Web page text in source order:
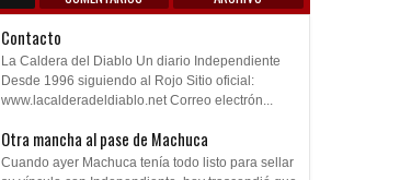
Contacto
La Caldera del Diablo Un diario Independiente
Desde 1996 siguiendo al Rojo Sitio oficial:
www.lacalderadeldiablo.net Correo electrón...
Otra mancha al pase de Machuca
Cuando ayer Machuca tenía todo listo para sellar